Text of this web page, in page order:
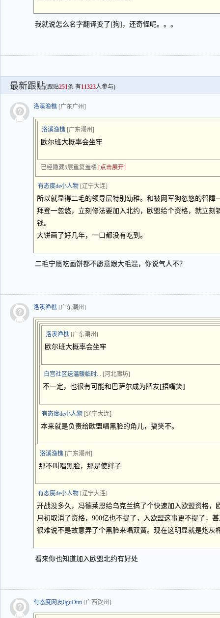
我就说怎么名字翻译变了[狗]，还奇怪呢。。。
最新跟贴(跟贴251条 有11323人参与)
洛溪渔樵 [广东广州]
洛溪渔樵 [广东潮州]
欧尔班大概率会坐牢
已经隐藏5层重复盖楼 [点击展开]
有态度de小人物 [辽宁大连]
所以就显得二毛的领导层特别幼稚。和被网军狗忽悠的智障
拜登一忽悠，立刻修法要加入北约，欧盟给个资格，就立刻
钱。
大饼画了好几年，一口都没有吃到。
二毛宁愿吃画饼都不愿意跟大毛混，你说气人不？
洛溪渔樵 [广东潮州]
洛溪渔樵 [广东潮州]
欧尔班大概率会坐牢
白宫社区送温暖临时... [河北廊坊]
不一定，也很有可能和巴萨尔成为牌友[捂嘴笑]
有态度de小人物 [辽宁大连]
本来就是负责给欧盟唱黑脸的角儿，搞笑不。
洛溪渔樵 [广东潮州]
那不叫唱黑脸，那是使绊子
有态度de小人物 [辽宁大连]
开战没多久，冯德莱恩给乌克兰搞了个快速加入欧盟资格，
月初取消了资格，900亿也不提了，入欧盟这事更不提了，
很难说不是故意弄了个黑脸来唱双簧。现在这明显就是炮灰
看来你也知道加入欧盟北约有好处
有态度网友0guDtm [广西钦州]